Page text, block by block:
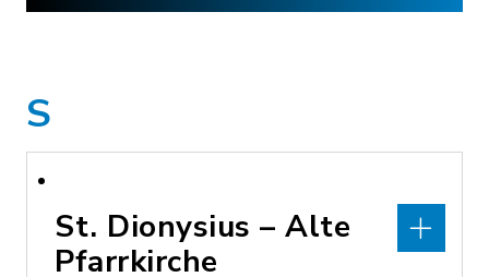
S
St. Dionysius – Alte
Pfarrkirche